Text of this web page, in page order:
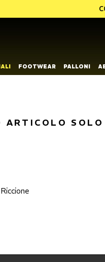
FOOTWEAR PALLONI
ARTICOLO